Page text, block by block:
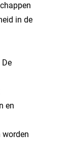
in de
en